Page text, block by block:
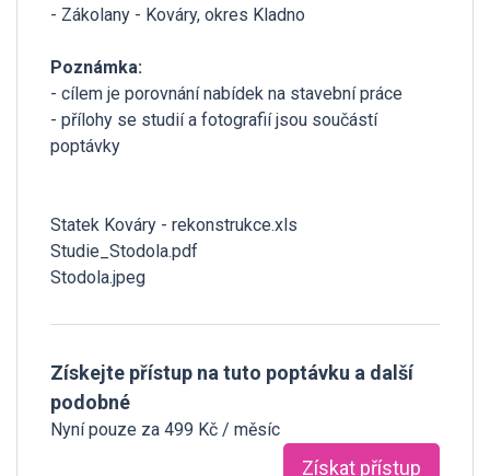
- Zákolany - Kováry, okres Kladno
Poznámka:
- cílem je porovnání nabídek na stavební práce
- přílohy se studií a fotografií jsou součástí
poptávky
Statek Kováry - rekonstrukce.xls
Studie_Stodola.pdf
Stodola.jpeg
Získejte přístup na tuto poptávku a další
podobné
Nyní pouze za 499 Kč / měsíc
Získat přístup